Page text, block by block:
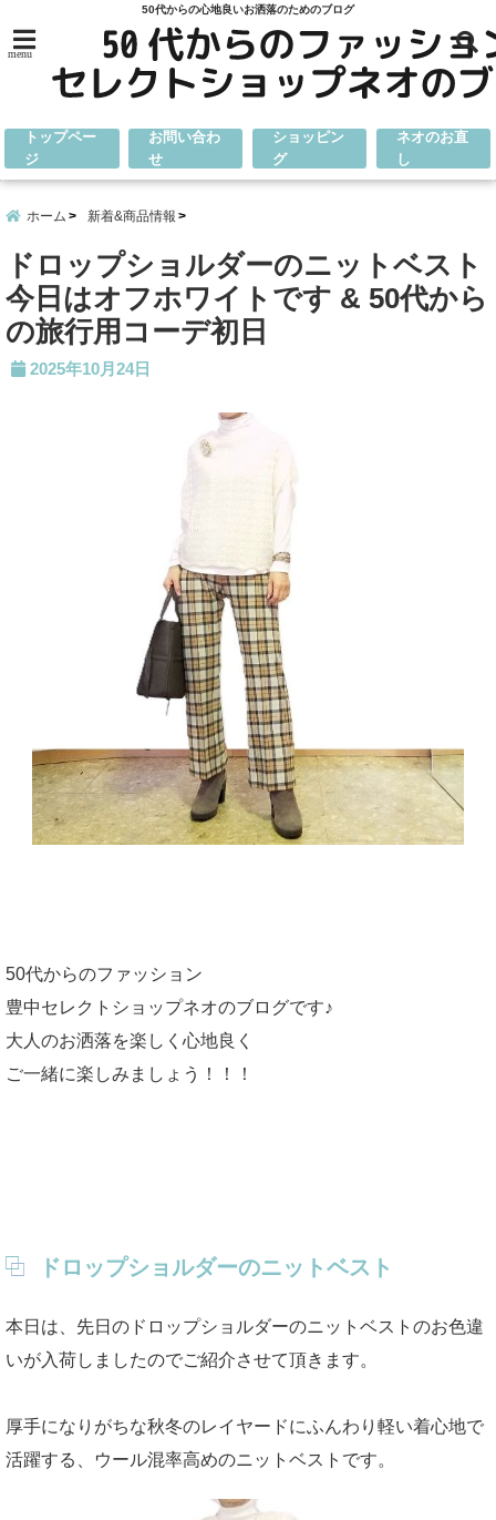
50代からの心地良いお洒落のためのブログ
menu
トップペー
ジ
お問い合わ
せ
ショッピン
グ
ネオのお直
し
ホーム 新着&商品情報
ドロップショルダーのニットベスト
今日はオフホワイトです & 50代から
の旅行用コーデ初日
2025年10月24日
50代からのファッション
豊中セレクトショップネオのブログです♪
大人のお洒落を楽しく心地良く
ご一緒に楽しみましょう！！！
ドロップショルダーのニットベスト
本日は、先日のドロップショルダーのニットベストのお色違
いが入荷しましたのでご紹介させて頂きます。
厚手になりがちな秋冬のレイヤードにふんわり軽い着心地で
活躍する、ウール混率高めのニットベストです。